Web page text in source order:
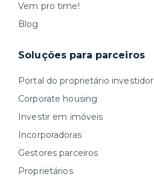
Vem pro time!
Blog
Soluções para parceiros
Portal do proprietário investidor
Corporate housing
Investir em imóveis
Incorporadoras
Gestores parceiros
Proprietários